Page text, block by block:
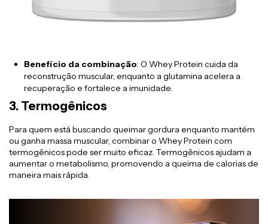
Benefício da combinação: O Whey Protein cuida da
reconstrução muscular, enquanto a glutamina acelera a
recuperação e fortalece a imunidade.
3. Termogênicos
Para quem está buscando queimar gordura enquanto mantém
ou ganha massa muscular, combinar o Whey Protein com
termogênicos pode ser muito eficaz. Termogênicos ajudam a
aumentar o metabolismo, promovendo a queima de calorias de
maneira mais rápida.